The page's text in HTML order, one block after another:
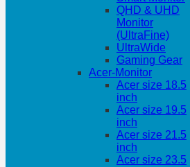
QHD & UHD
Monitor
(UltraFine)
UltraWide
Gaming Gear
Acer-Monitor
Acer size 18.5
inch
Acer size 19.5
inch
Acer size 21.5
inch
Acer size 23.5